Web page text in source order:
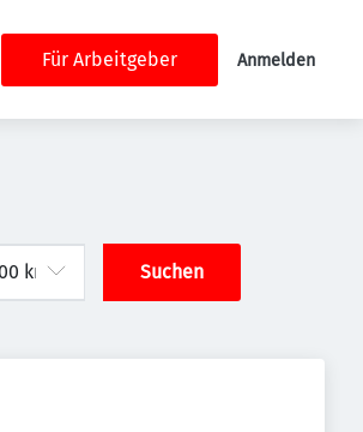
Für Arbeitgeber Anmelden
Suchen